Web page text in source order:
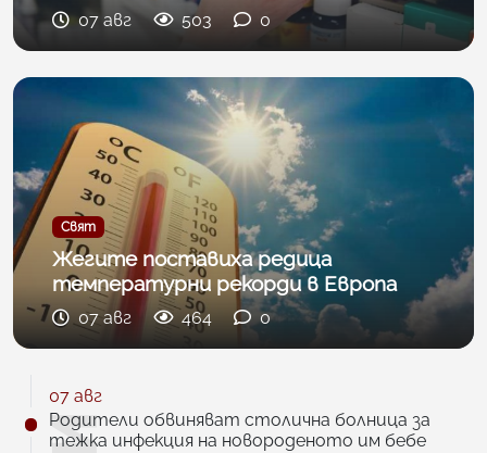
07 авг 503 0
Свят
Жегите поставиха редица
температурни рекорди в Европа
07 авг 464 0
07 авг
Родители обвиняват столична болница за
тежка инфекция на новороденото им бебе